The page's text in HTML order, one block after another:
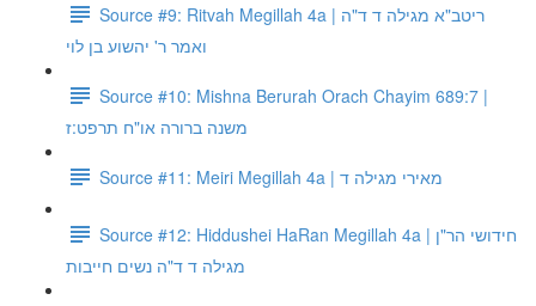
Source #9: Ritvah Megillah 4a | ריטב"א מגילה ד ד"ה
ואמר ר' יהשוע בן לוי
Source #10: Mishna Berurah Orach Chayim 689:7 |
משנה ברורה או"ח תרפט:ז
Source #11: Meiri Megillah 4a | מאירי מגילה ד
Source #12: Hiddushei HaRan Megillah 4a | חידושי הר"ן
מגילה ד ד"ה נשים חייבות